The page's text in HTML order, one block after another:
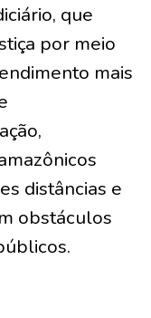
que
por meio
mais
distâncias e
obstáculos